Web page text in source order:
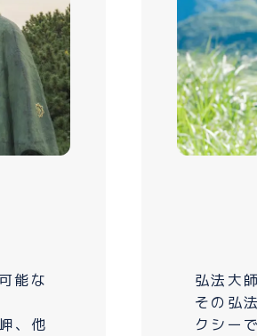
能な
、他
弘法大
その弘
クシー